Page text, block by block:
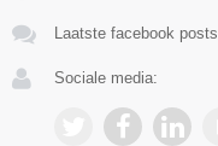
Laatste facebook posts
Sociale media: